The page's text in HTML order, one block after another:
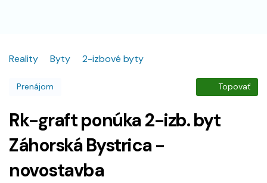
Reality Byty 2-izbové byty
Prenájom Topovať
Rk-graft ponúka 2-izb. byt
Záhorská Bystrica -
novostavba